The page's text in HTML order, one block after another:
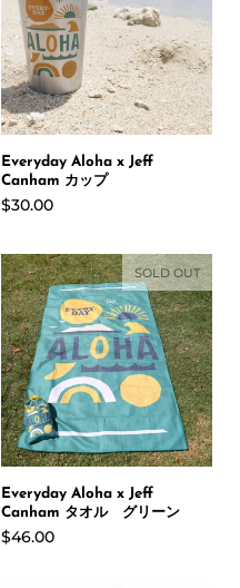
Everyday Aloha x Jeff
Canham カップ
$30.00
Everyday Aloha x Jeff
Canham タオル グリーン
$46.00
SOLD OUT